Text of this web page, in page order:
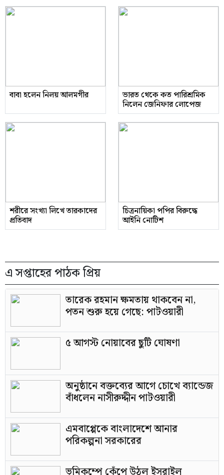
বাবা হলেন নিলয় আলমগীর ভারত থেকে কত পারিশ্রমিক
নিলেন জেনিফার লোপেজ
শরীরে সংখ্যা লিখে তারকাদের
প্রতিবাদ
চিত্রনায়িকা পপির বিরুদ্ধে
আইনি নোটিশ
এ সপ্তাহের পাঠক প্রিয়
তারেক রহমান ক্ষমতায় থাকবেন না,
পতন শুরু হয়ে গেছে: পাটওয়ারী
৫ আগস্ট নোয়াবের ছুটি ঘোষণা
অনুষ্ঠানে বক্তব্যের আগে চোখে ব্যান্ডেজ
বাঁধলেন নাসীরুদ্দীন পাটওয়ারী
এমবাপ্পেকে বাংলাদেশে আনার
পরিকল্পনা সরকারের